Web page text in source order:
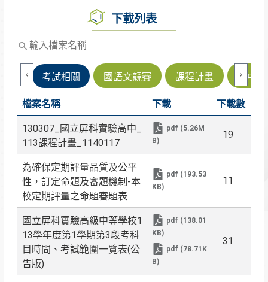
下載列表
輸
入
檔
案
名
稱
考試相關
檔案名稱 下載 下載數
130307_國立屏科實驗高中_
113課程計畫_1140117
pdf (5.26M
B)
19
為確保定期評量品質及公平
性，訂定命題及審題機制-本
校定期評量之命題審題表
pdf (193.53
KB)
11
國立屏科實驗高級中等學校1
13學年度第1學期第3段考科
目時間、考試範圍一覽表(公
告版)
pdf (138.01
KB)
pdf (78.71K
B)
31
國語文競賽 課程計畫 高中